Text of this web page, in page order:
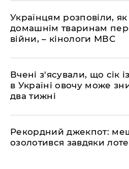
Українцям розповіли,
домашнім тваринам
війни, – кінологи МВС
Вчені з'ясували, що сік
в Україні овочу може
два тижні
Рекордний джекпот:
озолотився завдяки